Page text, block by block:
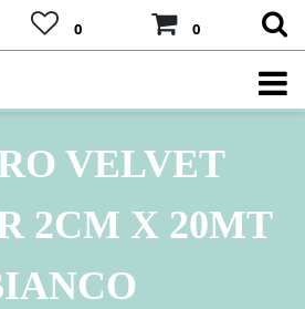
0 0
VELVET
2CM X 20MT